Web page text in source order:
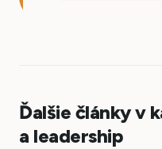
Ďalšie články v
a leadership